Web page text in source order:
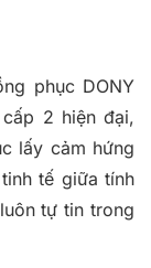
phục DONY
2 hiện đại,
lấy cảm hứng
tế giữa tính
tự tin trong